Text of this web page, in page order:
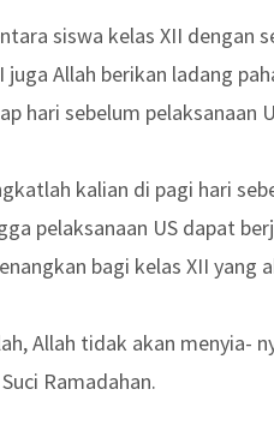
siswa kelas XII dengan
juga Allah berikan ladang
hari sebelum pelaksanaan
kalian di pagi hari
pelaksanaan US dapat
bagi kelas XII yang
Allah tidak akan menyia-
Ramadahan.